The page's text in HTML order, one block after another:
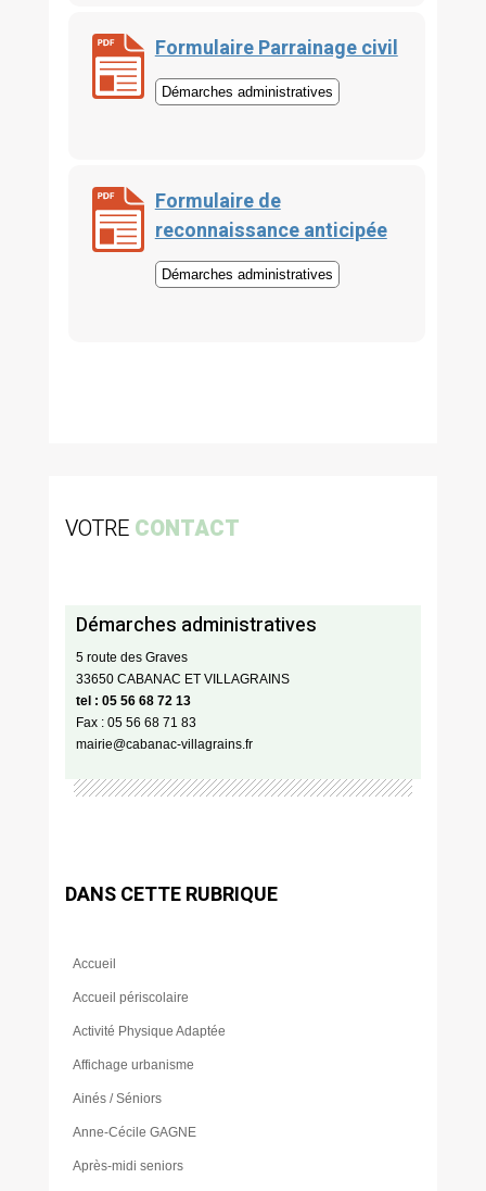
Formulaire Parrainage civil
Démarches administratives
Formulaire de
reconnaissance anticipée
Démarches administratives
VOTRE CONTACT
Démarches administratives
5 route des Graves
33650 CABANAC ET VILLAGRAINS
tel : 05 56 68 72 13
Fax : 05 56 68 71 83
mairie@cabanac-villagrains.fr
DANS CETTE RUBRIQUE
Accueil
Accueil périscolaire
Activité Physique Adaptée
Affichage urbanisme
Ainés / Séniors
Anne-Cécile GAGNE
Après-midi seniors